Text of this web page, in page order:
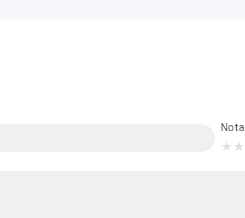
Nota
★
★